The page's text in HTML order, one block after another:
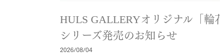
HULS GALLERYオリジナル「輪
シリーズ発売のお知らせ
2026/08/04